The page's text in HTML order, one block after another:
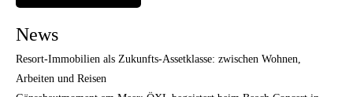
News
Resort-Immobilien als Zukunfts-Assetklasse: zwischen Wohnen,
Arbeiten und Reisen